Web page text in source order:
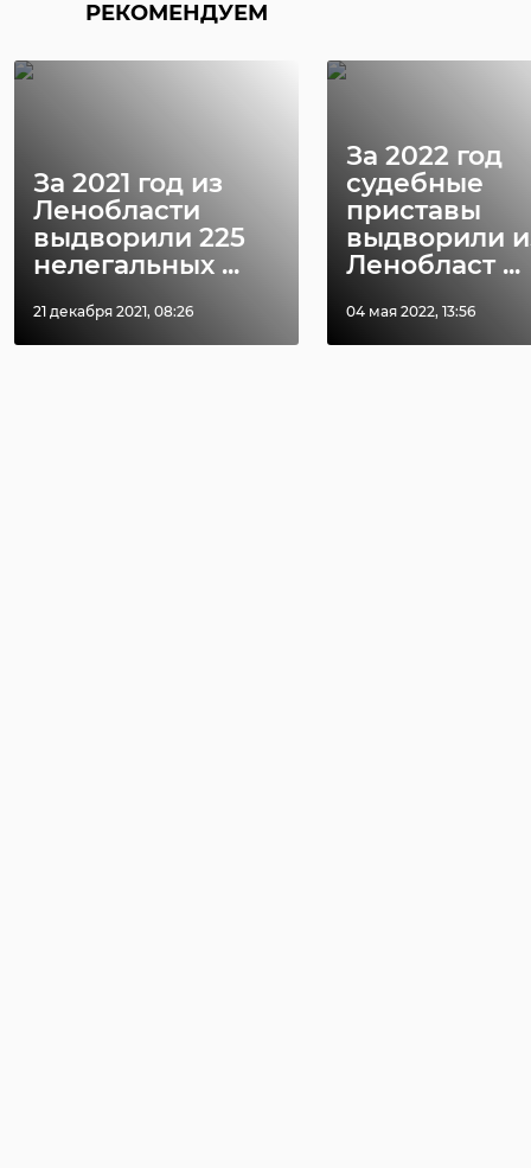
РЕКОМЕНДУЕМ
За 2021 год из
Ленобласти
выдворили 225
нелегальных ...
21 декабря 2021, 08:26
За 2022 год
судебные
приставы
выдворили
Ленобласт ...
04 мая 2022, 13:56